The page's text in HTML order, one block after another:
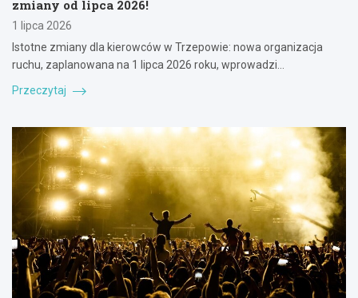
zmiany od lipca 2026!
1 lipca 2026
Istotne zmiany dla kierowców w Trzepowie: nowa organizacja
ruchu, zaplanowana na 1 lipca 2026 roku, wprowadzi…
Przeczytaj